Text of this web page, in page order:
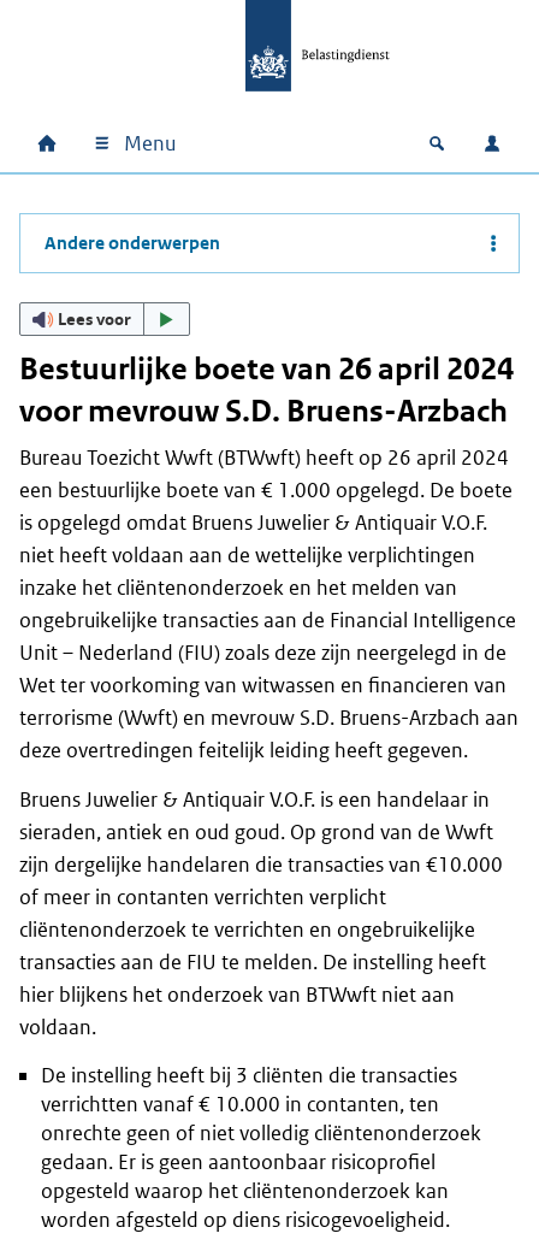
Hoofdnavigatie
Home Menu Open
Andere onderwerpen
Lees voor
Bestuurlijke boete van 26 april 2024
voor mevrouw S.D. Bruens-Arzbach
Bureau Toezicht Wwft (BTWwft) heeft op 26 april 2024
een bestuurlijke boete van € 1.000 opgelegd. De boete
is opgelegd omdat Bruens Juwelier & Antiquair V.O.F.
niet heeft voldaan aan de wettelijke verplichtingen
inzake het cliëntenonderzoek en het melden van
ongebruikelijke transacties aan de Financial Intelligence
Unit – Nederland (FIU) zoals deze zijn neergelegd in de
Wet ter voorkoming van witwassen en financieren van
terrorisme (Wwft) en mevrouw S.D. Bruens-Arzbach aan
deze overtredingen feitelijk leiding heeft gegeven.
Bruens Juwelier & Antiquair V.O.F. is een handelaar in
sieraden, antiek en oud goud. Op grond van de Wwft
zijn dergelijke handelaren die transacties van €10.000
of meer in contanten verrichten verplicht
cliëntenonderzoek te verrichten en ongebruikelijke
transacties aan de FIU te melden. De instelling heeft
hier blijkens het onderzoek van BTWwft niet aan
voldaan.
De instelling heeft bij 3 cliënten die transacties
verrichtten vanaf € 10.000 in contanten, ten
onrechte geen of niet volledig cliëntenonderzoek
gedaan. Er is geen aantoonbaar risicoprofiel
opgesteld waarop het cliëntenonderzoek kan
worden afgesteld op diens risicogevoeligheid.